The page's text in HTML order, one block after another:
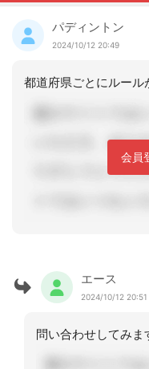
パディントン
2024/10/12 20:49
会員
エース
2024/10/12 20:51
問い合わせしてみ